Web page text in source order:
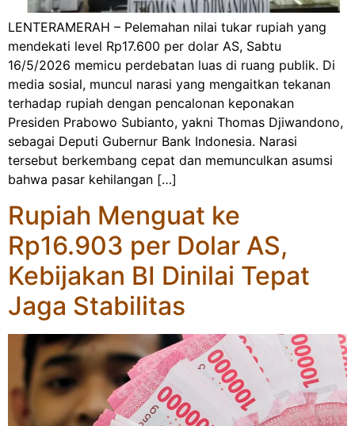
LENTERAMERAH – Pelemahan nilai tukar rupiah yang
mendekati level Rp17.600 per dolar AS, Sabtu
16/5/2026 memicu perdebatan luas di ruang publik. Di
media sosial, muncul narasi yang mengaitkan tekanan
terhadap rupiah dengan pencalonan keponakan
Presiden Prabowo Subianto, yakni Thomas Djiwandono,
sebagai Deputi Gubernur Bank Indonesia. Narasi
tersebut berkembang cepat dan memunculkan asumsi
bahwa pasar kehilangan […]
Rupiah Menguat ke
Rp16.903 per Dolar AS,
Kebijakan BI Dinilai Tepat
Jaga Stabilitas